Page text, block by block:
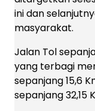
ini dan
masyarakat.
Jalan Tol
yang terbagi
sepanjang 15,6
sepanjang 32,15